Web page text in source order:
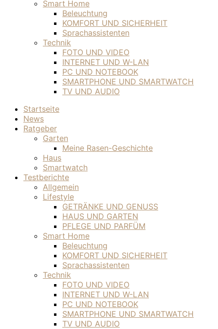
Smart Home
Beleuchtung
KOMFORT UND SICHERHEIT
Sprachassistenten
Technik
FOTO UND VIDEO
INTERNET UND W-LAN
PC UND NOTEBOOK
SMARTPHONE UND SMARTWATCH
TV UND AUDIO
Startseite
News
Ratgeber
Garten
Meine Rasen-Geschichte
Haus
Smartwatch
Testberichte
Allgemein
Lifestyle
GETRÄNKE UND GENUSS
HAUS UND GARTEN
PFLEGE UND PARFÜM
Smart Home
Beleuchtung
KOMFORT UND SICHERHEIT
Sprachassistenten
Technik
FOTO UND VIDEO
INTERNET UND W-LAN
PC UND NOTEBOOK
SMARTPHONE UND SMARTWATCH
TV UND AUDIO